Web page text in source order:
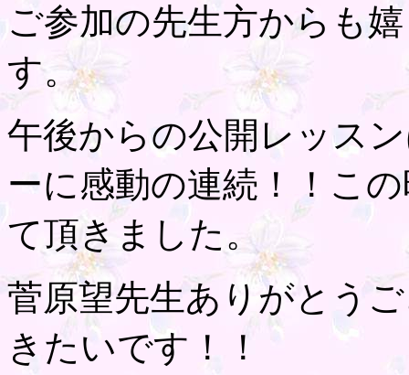
ご参加の先生方からも
す。
午後からの公開レッス
ーに感動の連続！！こ
て頂きました。
菅原望先生ありがとう
きたいです！！